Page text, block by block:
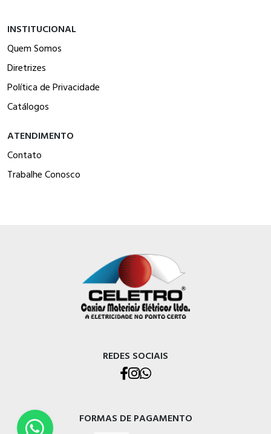
INSTITUCIONAL
Quem Somos
Diretrizes
Política de Privacidade
Catálogos
ATENDIMENTO
Contato
Trabalhe Conosco
REDES SOCIAIS
FORMAS DE PAGAMENTO